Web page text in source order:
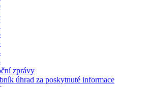
zprávy
úhrad za poskytnuté informace